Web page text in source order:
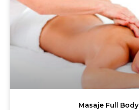
Masaje Full Body